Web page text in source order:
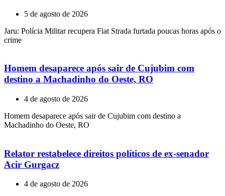
5 de agosto de 2026
Jaru: Polícia Militar recupera Fiat Strada furtada poucas horas após o
crime
Homem desaparece após sair de Cujubim com
destino a Machadinho do Oeste, RO
4 de agosto de 2026
Homem desaparece após sair de Cujubim com destino a
Machadinho do Oeste, RO
Relator restabelece direitos políticos de ex-senador
Acir Gurgacz
4 de agosto de 2026